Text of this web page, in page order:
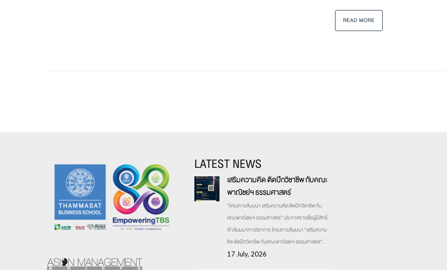
READ MORE
LATEST NEWS
เสริมความคิด ติดปีกวิชาชีพ กับคณะ
พาณิชย์ฯ ธรรมศาสตร์
“โครงการสัมมนา เสริมความคิด ติดปีกวิชาชีพ กับ
คณะพาณิชย์ฯ ธรรมศาสตร์” ประกาศรายชื่อผู้มีสิทธิ์
เข้าสัมมนาทางวิชาการ โครงการสัมมนา “เสริมความ
คิด ติดปีกวิชาชีพ กับคณะพาณิชย์ฯ ธรรมศาสตร์” .
17 July, 2026